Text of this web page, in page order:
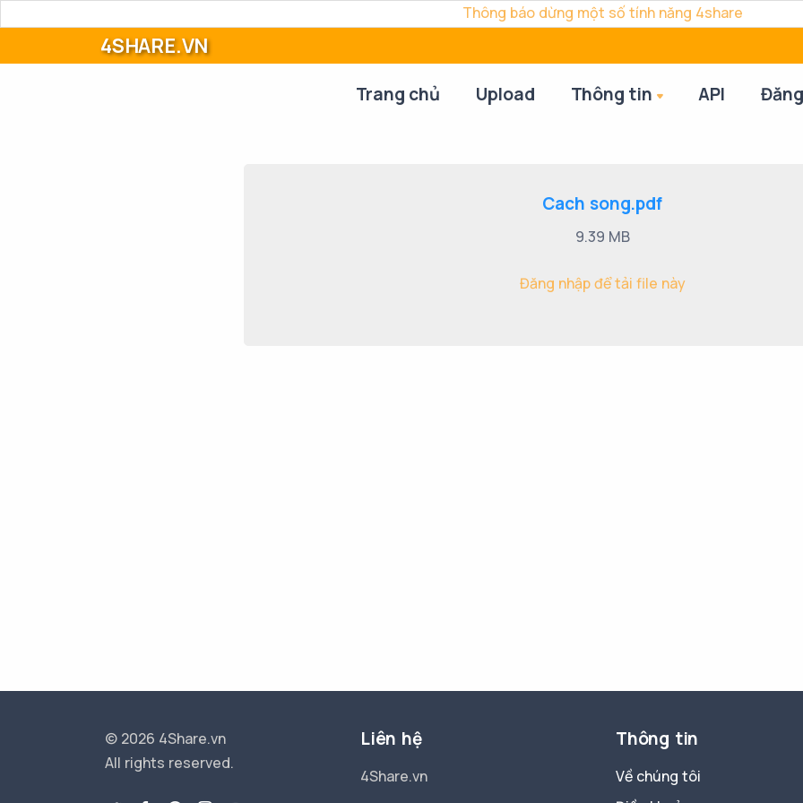
Thông báo dừng một số tính năng 4share
4SHARE.VN
Trang chủ Upload Thông tin API
Cach song.pdf
9.39 MB
Đăng nhập để tải file này
© 2026 4Share.vn
All rights reserved.
Liên hệ
4Share.vn
Thông tin
Về chúng tôi